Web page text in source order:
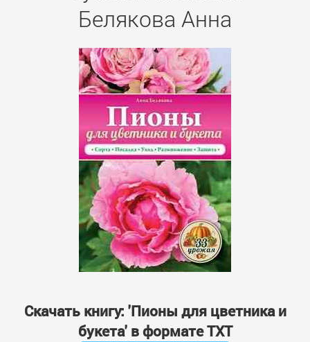
Белякова Анна
Скачать книгу: 'Пионы для цветника и
букета' в формате TXT